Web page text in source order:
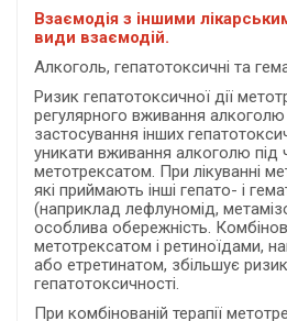
Взаємодія з іншими
види взаємодій.
Алкоголь, гепатотоксичні та
Ризик гепатотоксичної дії
регулярного вживання
застосування інших
уникати вживання алкоголю під
метотрексатом. При лікуванні
які приймають інші гепато- і
(наприклад лефлуномід,
особлива обережність.
метотрексатом і ретиноїдами,
або етретинатом, збільшує
гепатотоксичності.
При комбінованій терапії